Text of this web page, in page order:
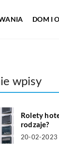
DOM I
wpisy
Rolety
rodzaje?
20-02-2023